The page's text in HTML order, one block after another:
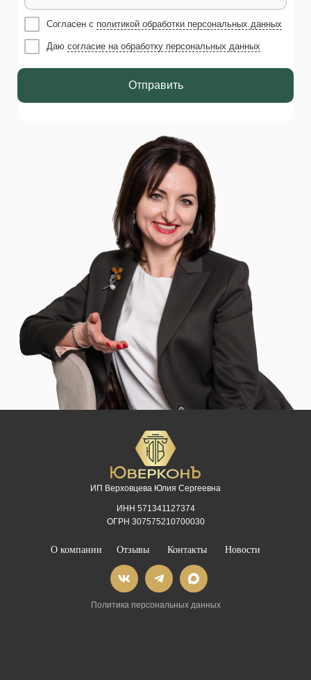
Согласен с политикой обработки персональных данных
Даю согласие на обработку персональных данных
Отправить
ИП Верховцева Юлия Сергеевна
ИНН 571341127374
ОГРН 307575210700030
О компании Отзывы Контакты Новости
Политика персональных данных